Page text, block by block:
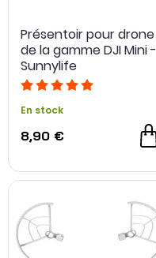
Présentoir pour drone
de la gamme DJI Mini -
Sunnylife
En stock
8,90 €